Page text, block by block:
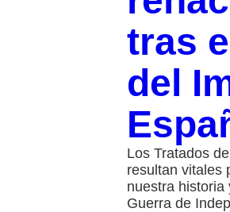
tras
del
Los Tratados
resultan vitales
nuestra historia
Guerra de